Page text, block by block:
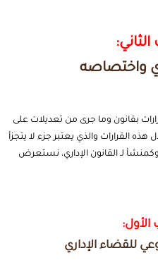
واختصاصه
بقانون وما جرى من تعديلات على
هذه القرارات والذي يعتبر جزء لا يتجزأ
لـ القانون الإداري، نستعرض
للقضاء الإداري